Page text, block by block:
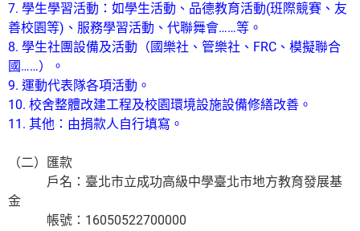
7. 學生學習活動：如學生活動、品德教育活動(班際競賽、友
善校園等)、服務學習活動、代聯舞會……等。
8. 學生社團設備及活動（國樂社、管樂社、FRC、模擬聯合
國……）。
9. 運動代表隊各項活動。
10. 校舍整體改建工程及校園環境設施設備修繕改善。
11. 其他：由捐款人自行填寫。
（二）匯款
戶名：臺北市立成功高級中學臺北市地方教育發展基
金
帳號：16050522700000